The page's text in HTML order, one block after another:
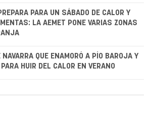
PARA UN SÁBADO DE CALOR Y
LA AEMET PONE VARIAS ZONAS
NAVARRA QUE ENAMORÓ A PÍO BAROJA Y
HUIR DEL CALOR EN VERANO